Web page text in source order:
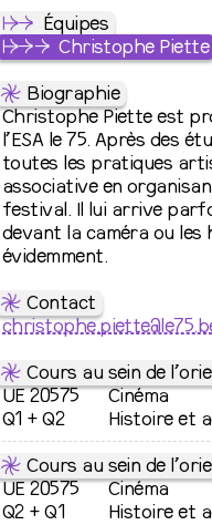
↦⇒ Équipes
↦⇒⇒ Christophe Piette
⇋ Biographie
Christophe Piette est
l’ESA le 75. Après des
toutes les pratiques
associative en
festival. Il lui arrive
devant la caméra ou
évidemment.
⇋ Contact
⇋ Cours au sein de
UE 20575
Q1 + Q2
Cinéma
Histoire et
⇋ Cours au sein de
UE 20575
Q2 + Q1
Cinéma
Histoire et